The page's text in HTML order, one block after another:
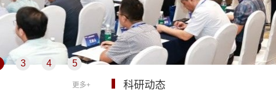
3 4 5
更多+ 科研动态